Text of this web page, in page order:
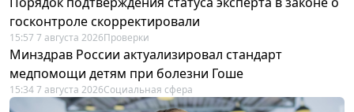
госконтроле скорректировали
15:57 7 августа 2026Проверки
Минздрав России актуализировал стандарт
медпомощи детям при болезни Гоше
15:34 7 августа 2026Социальная сфера